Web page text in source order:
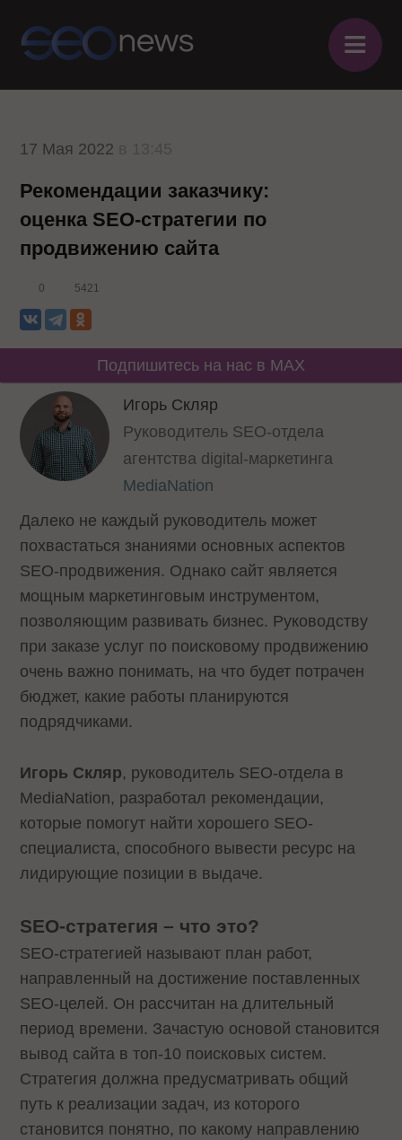
≡
17 Мая 2022
Рекомендации заказчику:
оценка SEO-стратегии по
продвижению сайта
0 5421
Подпишитесь на нас в MAX
Игорь Скляр
Руководитель SEO-отдела
агентства digital-маркетинга
MediaNation
Далеко не каждый руководитель может
похвастаться знаниями основных аспектов
SEO-продвижения. Однако сайт является
мощным маркетинговым инструментом,
позволяющим развивать бизнес. Руководству
при заказе услуг по поисковому продвижению
очень важно понимать, на что будет потрачен
бюджет, какие работы планируются
подрядчиками.
Игорь Скляр, руководитель SEO-отдела в
MediaNation, разработал рекомендации,
которые помогут найти хорошего SEO-
специалиста, способного вывести ресурс на
лидирующие позиции в выдаче.
SEO-стратегия – что это?
SEO-стратегией называют план работ,
направленный на достижение поставленных
SEO-целей. Он рассчитан на длительный
период времени. Зачастую основой становится
вывод сайта в топ-10 поисковых систем.
Стратегия должна предусматривать общий
путь к реализации задач, из которого
становится понятно, по какому направлению